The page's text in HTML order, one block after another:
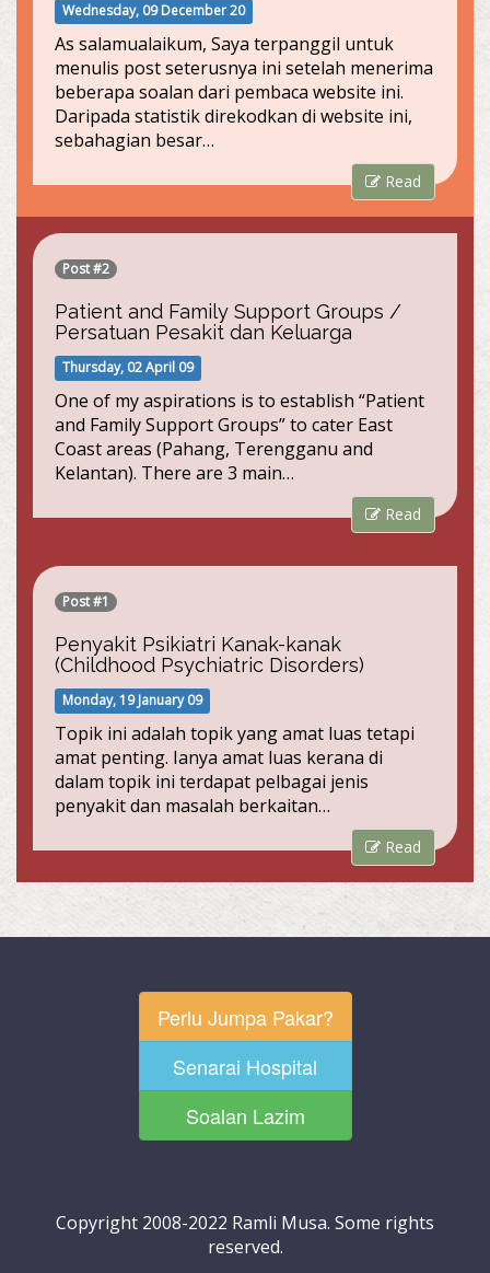
Wednesday, 09 December 20
As salamualaikum, Saya terpanggil untuk
menulis post seterusnya ini setelah menerima
beberapa soalan dari pembaca website ini.
Daripada statistik direkodkan di website ini,
sebahagian besar…
Read
Post #2
Patient and Family Support Groups /
Persatuan Pesakit dan Keluarga
Thursday, 02 April 09
One of my aspirations is to establish “Patient
and Family Support Groups” to cater East
Coast areas (Pahang, Terengganu and
Kelantan). There are 3 main…
Read
Post #1
Penyakit Psikiatri Kanak-kanak
(Childhood Psychiatric Disorders)
Monday, 19 January 09
Topik ini adalah topik yang amat luas tetapi
amat penting. Ianya amat luas kerana di
dalam topik ini terdapat pelbagai jenis
penyakit dan masalah berkaitan…
Read
Perlu Jumpa Pakar?
Senarai Hospital
Soalan Lazim
Copyright 2008-2022 Ramli Musa. Some rights
reserved.